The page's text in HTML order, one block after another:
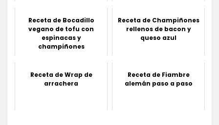
Receta de Bocadillo
vegano de tofu con
espinacas y
champiñones
Receta de Champiñones
rellenos de bacon y
queso azul
Receta de Wrap de
arrachera
Receta de Fiambre
alemán paso a paso